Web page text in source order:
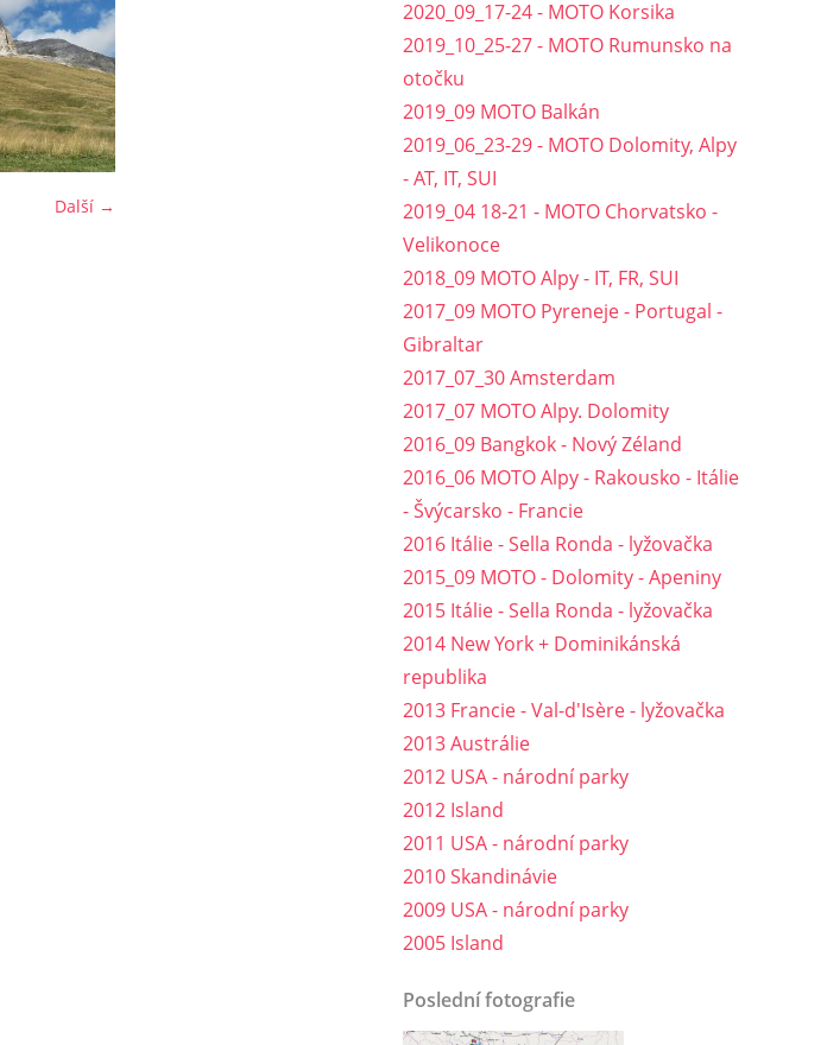
Další →
2020_09_17-24 - MOTO Korsika
2019_10_25-27 - MOTO Rumunsko na
otočku
2019_09 MOTO Balkán
2019_06_23-29 - MOTO Dolomity, Alpy
- AT, IT, SUI
2019_04 18-21 - MOTO Chorvatsko -
Velikonoce
2018_09 MOTO Alpy - IT, FR, SUI
2017_09 MOTO Pyreneje - Portugal -
Gibraltar
2017_07_30 Amsterdam
2017_07 MOTO Alpy. Dolomity
2016_09 Bangkok - Nový Zéland
2016_06 MOTO Alpy - Rakousko - Itálie
- Švýcarsko - Francie
2016 Itálie - Sella Ronda - lyžovačka
2015_09 MOTO - Dolomity - Apeniny
2015 Itálie - Sella Ronda - lyžovačka
2014 New York + Dominikánská
republika
2013 Francie - Val-d'Isère - lyžovačka
2013 Austrálie
2012 USA - národní parky
2012 Island
2011 USA - národní parky
2010 Skandinávie
2009 USA - národní parky
2005 Island
Poslední fotografie